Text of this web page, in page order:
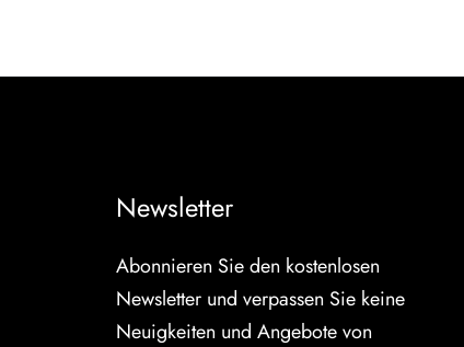
Newsletter
Abonnieren Sie den kostenlosen
Newsletter und verpassen Sie keine
Neuigkeiten und Angebote von